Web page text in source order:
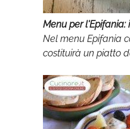
Menu per l'Epifania:
Nel menu Epifania
costituirà un piatto